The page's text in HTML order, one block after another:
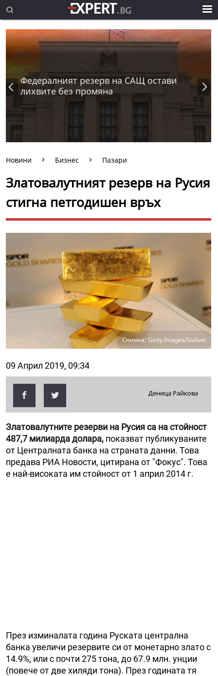
Федералният резерв на САЩ остави
лихвите без промяна
Новини Бизнес Пазари
Златовалутният резерв на Русия
стигна петгодишен връх
Снимка: Getty Images/Guliver
09 Април 2019, 09:34
Деница Райкова
Златовалутните резерви на Русия са на стойност
487,7 милиарда долара, показват публикуваните
от Централната банка на страната данни. Това
предава РИА Новости, цитирана от "Фокус". Това
е най-високата им стойност от 1 април 2014 г.
През изминалата година Руската централна
банка увеличи резервите си от монетарно злато с
14.9%, или с почти 275 тона, до 67.9 млн. унции
(повече от две хиляди тона). През годината тя